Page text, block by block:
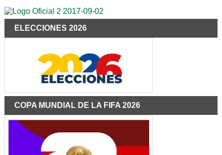
ELECCIONES 2026
COPA MUNDIAL DE LA FIFA 2026